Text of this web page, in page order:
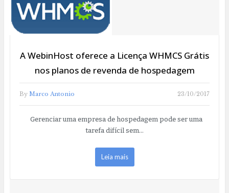
A WebinHost oferece a Licença WHMCS Grátis
nos planos de revenda de hospedagem
By Marco Antonio 23/10/2017
Gerenciar uma empresa de hospedagem pode ser uma
tarefa difícil sem…
Leia mais